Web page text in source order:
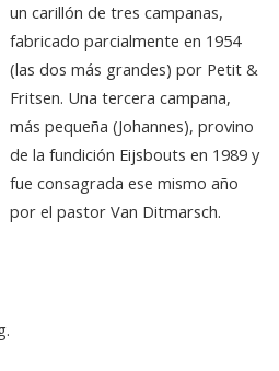
un carillón de tres campanas,
fabricado parcialmente en 1954
(las dos más grandes) por Petit &
Fritsen. Una tercera campana,
más pequeña (Johannes), provino
de la fundición Eijsbouts en 1989 y
fue consagrada ese mismo año
por el pastor Van Ditmarsch.